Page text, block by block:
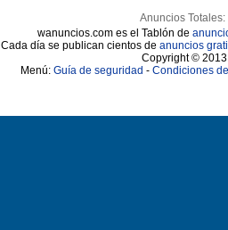
Anuncios Totales:
wanuncios.com es el Tablón de
Cada día se publican cientos de anuncios
Copyright ©
Menú: Guía de seguridad - Condiciones